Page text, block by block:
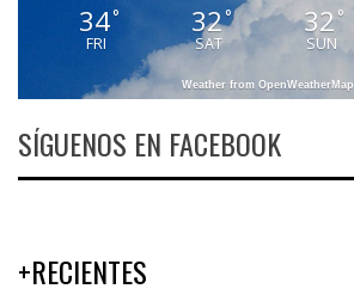
34°
FRI
32°
SAT
32 °
SUN
Weather from OpenWeatherMap
SÍGUENOS EN FACEBOOK
+RECIENTES